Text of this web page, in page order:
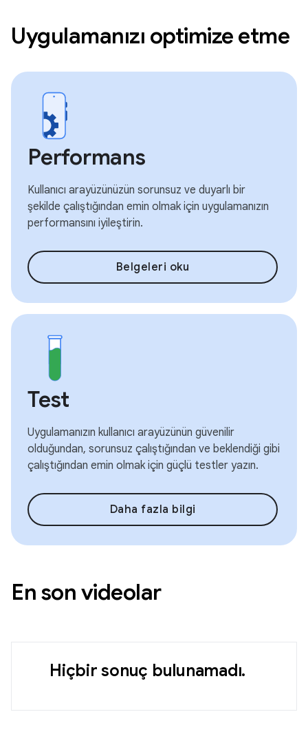
Uygulamanızı optimize etme
Performans
Kullanıcı arayüzünüzün sorunsuz ve duyarlı bir
şekilde çalıştığından emin olmak için uygulamanızın
performansını iyileştirin.
Belgeleri oku
Test
Uygulamanızın kullanıcı arayüzünün güvenilir
olduğundan, sorunsuz çalıştığından ve beklendiği gibi
çalıştığından emin olmak için güçlü testler yazın.
Daha fazla bilgi
En son videolar
Hiçbir sonuç bulunamadı.